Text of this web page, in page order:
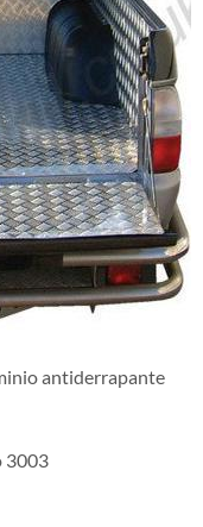
antiderrapante
3003